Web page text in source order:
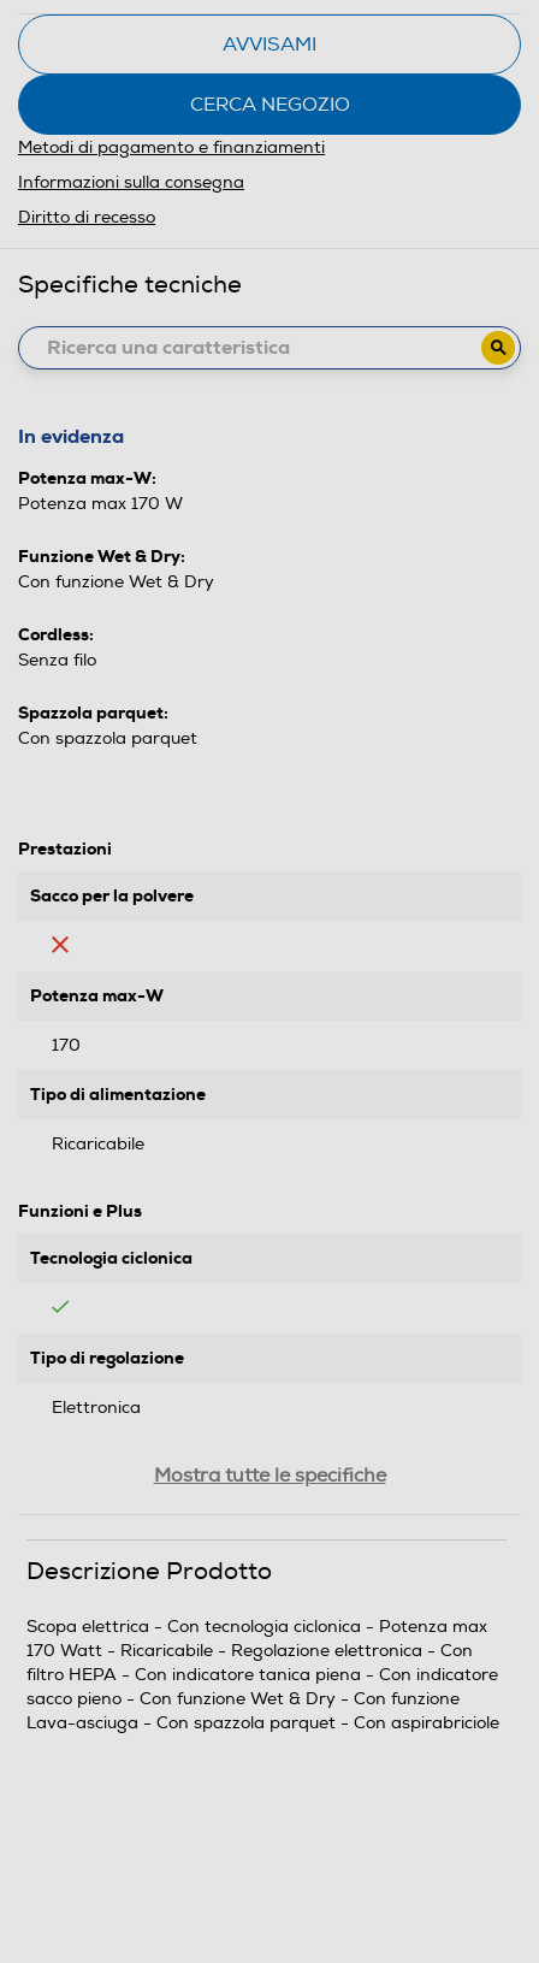
AVVISAMI
CERCA NEGOZIO
Metodi di pagamento e finanziamenti
Informazioni sulla consegna
Diritto di recesso
Specifiche tecniche
In evidenza
Potenza max-W:
Potenza max 170 W
Funzione Wet & Dry:
Con funzione Wet & Dry
Cordless:
Senza filo
Spazzola parquet:
Con spazzola parquet
Prestazioni
Sacco per la polvere
Potenza max-W
170
Tipo di alimentazione
Ricaricabile
Funzioni e Plus
Tecnologia ciclonica
Tipo di regolazione
Elettronica
Filtro a cicloni
Mostra tutte le specifiche
Descrizione Prodotto
Scopa elettrica - Con tecnologia ciclonica - Potenza max
170 Watt - Ricaricabile - Regolazione elettronica - Con
filtro HEPA - Con indicatore tanica piena - Con indicatore
sacco pieno - Con funzione Wet & Dry - Con funzione
Lava-asciuga - Con spazzola parquet - Con aspirabriciole